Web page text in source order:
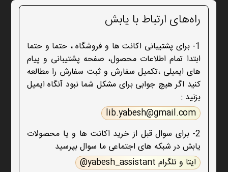
راه‌های ارتباط با یابش
1- برای پشتیبانی اکانت ها و فروشگاه ، حتما و حتما
ابتدا تمام اطلاعات محصول، صفحه پشتیبانی و پیام
های ایمیلی ،تکمیل سفارش و ثبت سفارش را مطالعه
کنید اگر هیچ جوابی برای مشکل شما نبود آنگاه ایمیل
بزنید :
lib.yabesh@gmail.com
2- برای سوال قبل از خرید اکانت ها و یا محصولات
یابش در شبکه های اجتماعی ما سوال بپرسید
ایتا و تلگرام yabesh_assistant@